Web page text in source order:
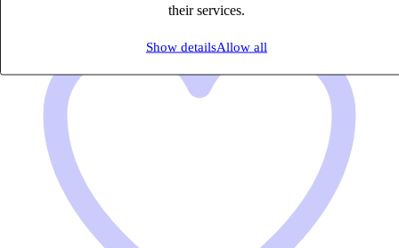
their services.
Show detailsAllow all